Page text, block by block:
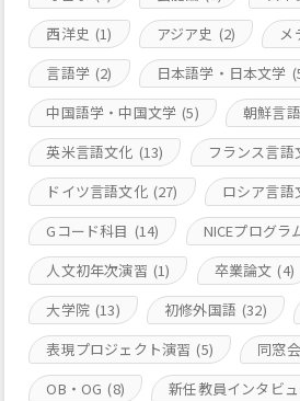
西洋史 (1) アジア史 (2) メ
言語学 (2) 日本語学・日本文学
中国語学・中国文学 (5) 朝鮮言
英米言語文化 (13) フランス言語
ドイツ言語文化 (27) ロシア言語
Gコード科目 (14) NICEプログラ
人文初年次演習 (1) 卒業論文 (4)
大学院 (13) 初修外国語 (32)
表現プロジェクト演習 (5) 同窓会
OB・OG (8) 新任教員インタビ